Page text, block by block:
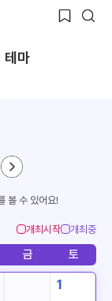
테마
볼 수 있어요!
개최시작 개최중
금 토
1